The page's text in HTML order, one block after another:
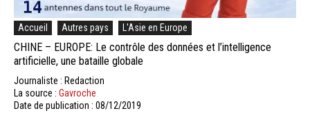
Accueil Autres pays L'Asie en Europe
CHINE – EUROPE: Le contrôle des données et l’intelligence
artificielle, une bataille globale
Journaliste : Redaction
La source : Gavroche
Date de publication : 08/12/2019